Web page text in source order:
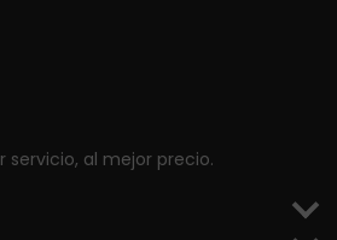
servicio, al mejor precio.